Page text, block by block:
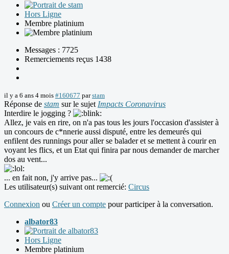
Hors Ligne
Membre platinium
Messages : 7725
Remerciements reçus 1438
il y a 6 ans 4 mois #160677 parstam
Réponse de stam sur le sujet Impacts Coronavirus
Interdire le jogging ?
Allez, je vais en rire, on n'a pas tous les jours l'occasion d'assister à
un concours de c*nnerie aussi disputé, entre les demeurés qui
enfilent des runnings pour aller se balader et se mettent à courir en
voyant les flics, et un Etat qui finira par nous demander de marcher
dos au vent...
... en fait non, j'y arrive pas...
Les utilisateur(s) suivant ont remercié: Circus
Connexion ou Créer un compte pour participer à la conversation.
albator83
Hors Ligne
Membre platinium